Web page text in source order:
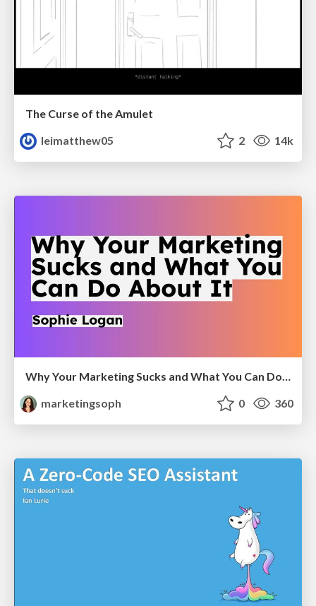
The Curse of the Amulet
leimatthew05
2 14k
Why Your Marketing Sucks and What You Can Do About It - Sophie Logan
marketingsoph
0 360